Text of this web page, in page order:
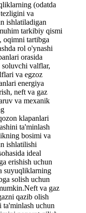
(odatda
va
ishlatiladigan
tarkibiy qismi
oqimni tartibga
rol o'ynashi
orasida
valflar,
va egzoz
energiya
neft va gaz
va mexanik
klapanlari
ta'minlash
bosimi va
ishlatilishi
ideal
erishish uchun
suyuqliklarning
solish uchun
va gaz
qazib olish
uchun